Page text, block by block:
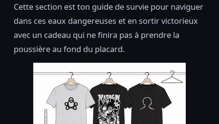
Cette section est ton guide de survie pour naviguer
dans ces eaux dangereuses et en sortir victorieux
avec un cadeau qui ne finira pas à prendre la
poussière au fond du placard.